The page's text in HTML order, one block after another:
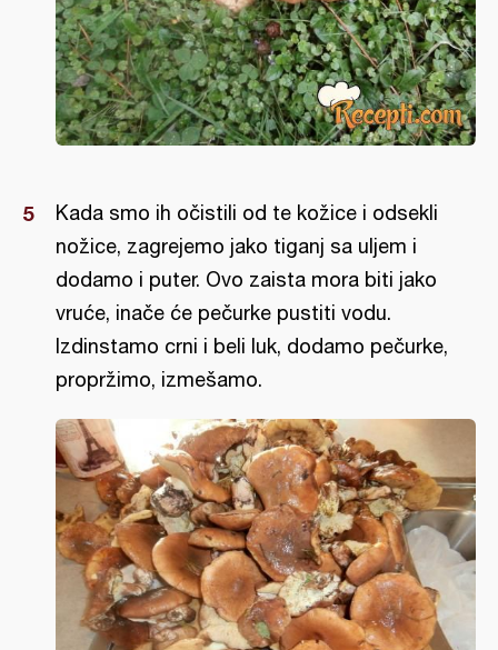
Kada smo ih očistili od te kožice i odsekli
nožice, zagrejemo jako tiganj sa uljem i
dodamo i puter. Ovo zaista mora biti jako
vruće, inače će pečurke pustiti vodu.
Izdinstamo crni i beli luk, dodamo pečurke,
propržimo, izmešamo.